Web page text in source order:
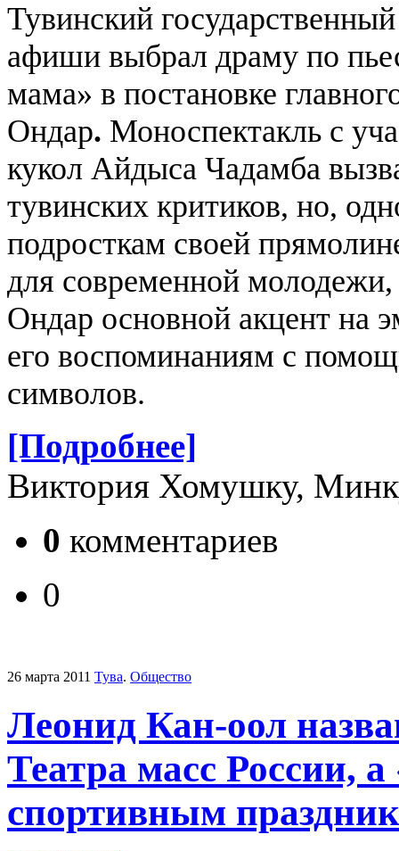
Тувинский
афиши выбрал драму по
мама» в постановке
Ондар. Моноспектакль с
кукол Айдыса Чадамба
тувинских критиков, но,
подросткам своей
для современной
Ондар основной акцент на
его воспоминаниям с
символов.
[Подробнее]
Виктория Хомушку,
0 комментариев
0
26 марта 2011 Тува. Общество
Леонид Кан-оол
Театра масс
спортивным